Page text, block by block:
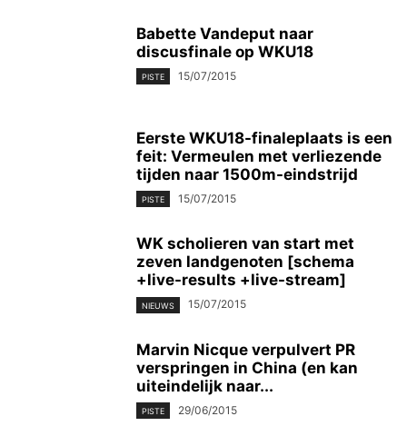
Babette Vandeput naar
discusfinale op WKU18
PISTE 15/07/2015
Eerste WKU18-finaleplaats is een
feit: Vermeulen met verliezende
tijden naar 1500m-eindstrijd
PISTE 15/07/2015
WK scholieren van start met
zeven landgenoten [schema
+live-results +live-stream]
NIEUWS 15/07/2015
Marvin Nicque verpulvert PR
verspringen in China (en kan
uiteindelijk naar...
PISTE 29/06/2015